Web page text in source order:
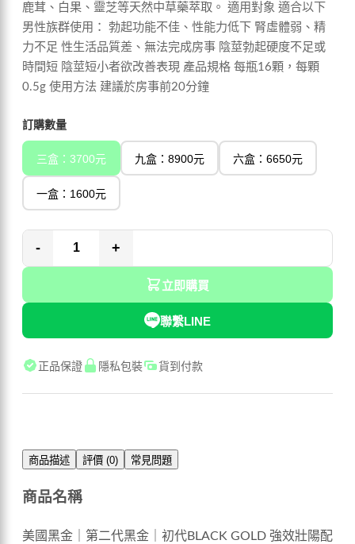
鹿茸、白果、靈芝等天然中草藥萃取。 適用對象 適合以下
男性族群使用： 勃起功能不佳、性能力低下 腎虛體弱、精
力不足 性生活品質差、無法完成房事 陰莖勃起硬度不足或
時間短 陰莖短小者欲改善表現 產品規格 每瓶16顆，每顆
0.5g 使用方法 建議於房事前20分鐘
訂購數量
三盒：3700元 九盒：8900元 六盒：6650元
一盒：1600元
- +
立即購買
聯繫LINE
正品保證 隱私包裝 貨到付款
商品描述 評價 (0) 常見問題
商品名稱
美國黑金｜第二代黑金｜初代BLACK GOLD 強效壯陽配